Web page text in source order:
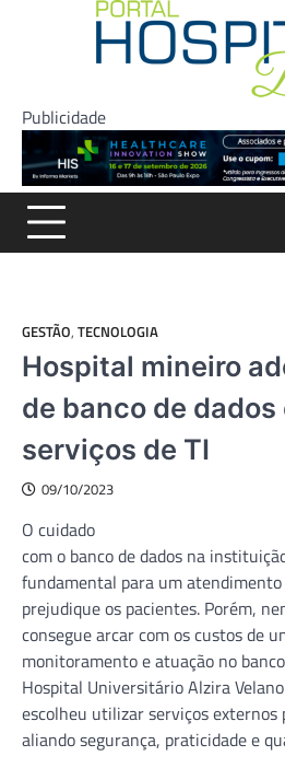
Publicidade
GESTÃO, TECNOLOGIA
Hospital mineiro
de banco de dados
serviços de TI
09/10/2023
O cuidado
com o banco de dados na
fundamental para um atendimento
prejudique os pacientes. Porém,
consegue arcar com os custos de
monitoramento e atuação no
Hospital Universitário Alzira
escolheu utilizar serviços externos
aliando segurança, praticidade e